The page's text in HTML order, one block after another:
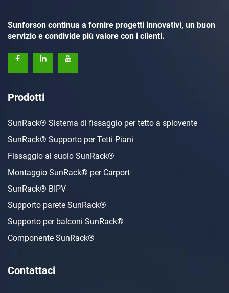
Sunforson continua a fornire progetti innovativi, un buon
servizio e condivide più valore con i clienti.
Prodotti
SunRack® Sistema di fissaggio per tetto a spiovente
SunRack® Supporto per Tetti Piani
Fissaggio al suolo SunRack®
Montaggio SunRack® per Carport
SunRack® BIPV
Supporto parete SunRack®
Supporto per balconi SunRack®
Componente SunRack®
Contattaci